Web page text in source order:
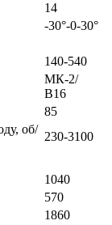
14
-30°-0-30°
140-540
МК-2/
В16
85
об/
230-3100
1040
570
1860